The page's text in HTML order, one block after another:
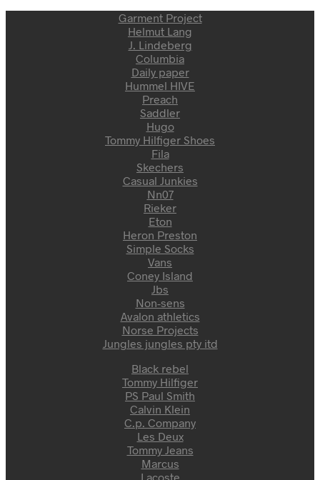
Garment Project
Helmut Lang
J. Lindeberg
Columbia
Daily paper
Hummel HIVE
Preach
Saddler
Hugo
Tommy Hilfiger Shoes
Fila
Skechers
Casual Junkies
Nn07
Rieker
Eton
Heron Preston
Simple Socks
Vans
Coney Island
Jbs
Non-sens
Avalon athletics
Norse Projects
Jungles jungles pty itd
Black rebel
Tommy Hilfiger
PS Paul Smith
Calvin Klein
C.p. Company
Les Deux
Tommy Jeans
Marcus
Lacoste